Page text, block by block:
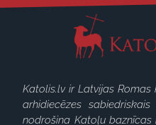
Katolis.lv ir Latvijas
arhidiecēzes
nodrošina Katoļu